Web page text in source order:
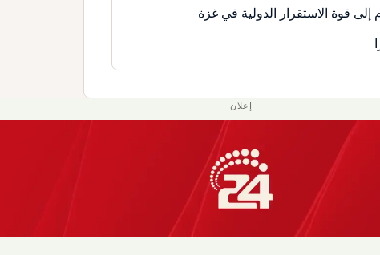
قوة الاستقرار الدولية في غزة
إعلان